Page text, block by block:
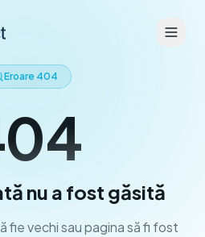
Eroare 404
nu a fost găsită
fie vechi sau pagina să fi fost